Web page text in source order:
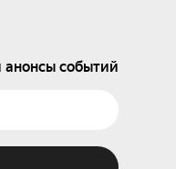
событий